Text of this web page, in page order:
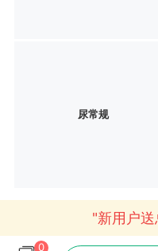
尿常规
"新用户
0